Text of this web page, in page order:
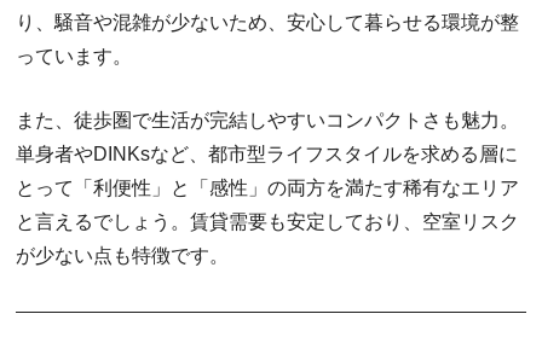
り、騒音や混雑が少ないため、安心して暮らせる環境が整
っています。
また、徒歩圏で生活が完結しやすいコンパクトさも魅力。
単身者やDINKsなど、都市型ライフスタイルを求める層に
とって「利便性」と「感性」の両方を満たす稀有なエリア
と言えるでしょう。賃貸需要も安定しており、空室リスク
が少ない点も特徴です。